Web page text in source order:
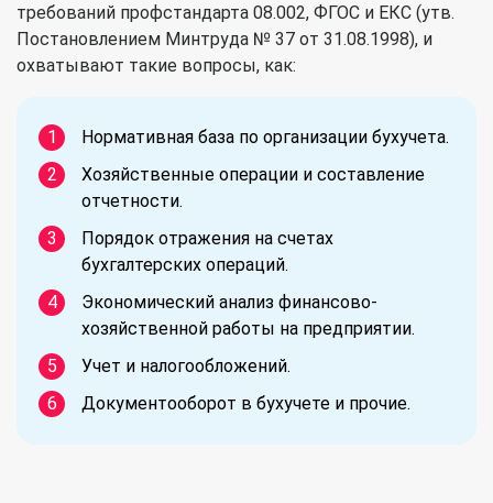
требований профстандарта 08.002, ФГОС и ЕКС (утв.
Постановлением Минтруда № 37 от 31.08.1998), и
охватывают такие вопросы, как:
Нормативная база по организации бухучета.
Хозяйственные операции и составление
отчетности.
Порядок отражения на счетах
бухгалтерских операций.
Экономический анализ финансово-
хозяйственной работы на предприятии.
Учет и налогообложений.
Документооборот в бухучете и прочие.